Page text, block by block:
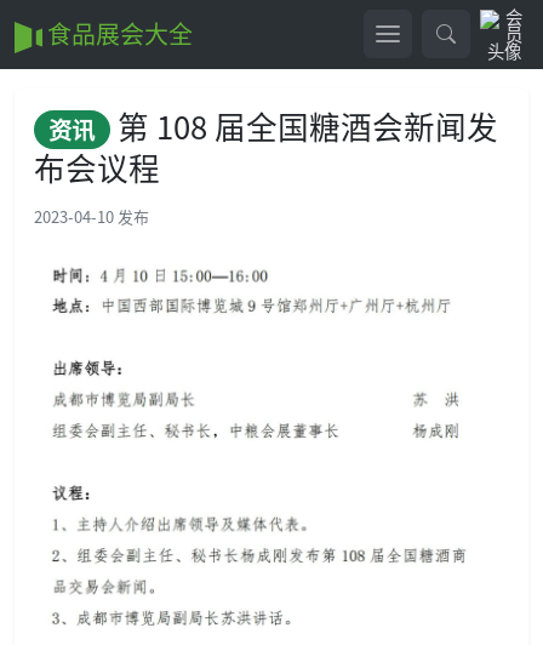
食品展会大全
资讯 第 108 届全国糖酒会新闻发
布会议程
2023-04-10 发布